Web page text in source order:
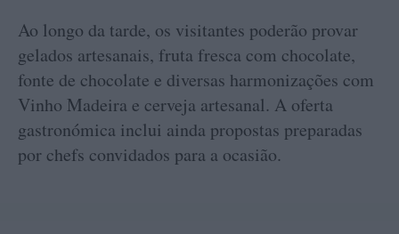
Ao longo da tarde, os visitantes poderão provar
gelados artesanais, fruta fresca com chocolate,
fonte de chocolate e diversas harmonizações com
Vinho Madeira e cerveja artesanal. A oferta
gastronómica inclui ainda propostas preparadas
por chefs convidados para a ocasião.